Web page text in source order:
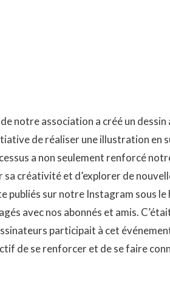
notre association a créé un
de réaliser une illustration en
a non seulement renforcé
sa créativité et d’explorer de
publiés sur notre Instagram sous le
avec nos abonnés et amis.
participait à cet
de se renforcer et de se faire